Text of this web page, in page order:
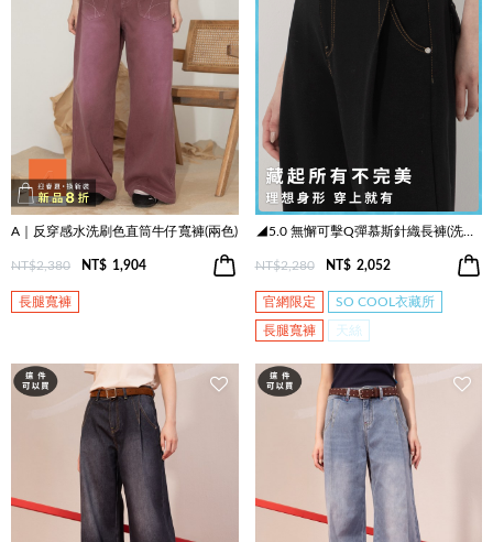
A｜反穿感水洗刷色直筒牛仔寬褲(兩色)
NT$2,380 NT$ 1,904
長腿寬褲
◢5.0 無懈可擊Q彈慕斯針織長褲(洗鍊黑)
NT$2,280 NT$ 2,052
官網限定 SO COOL衣藏所
長腿寬褲 天絲